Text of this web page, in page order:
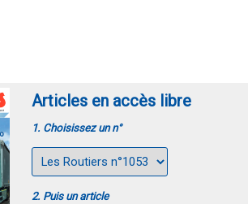
Articles en accès libre
1. Choisissez un n°
2. Puis un article